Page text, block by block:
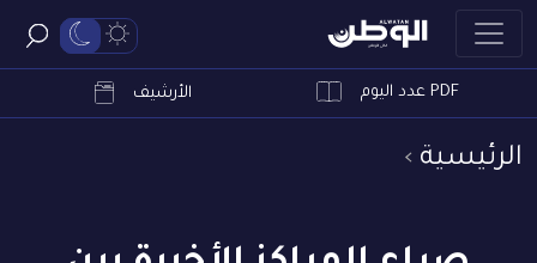
PDF عدد اليوم الأرشيف
الرئيسية